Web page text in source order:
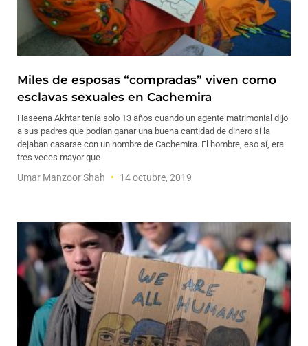
Miles de esposas “compradas” viven como
esclavas sexuales en Cachemira
Haseena Akhtar tenía solo 13 años cuando un agente matrimonial dijo
a sus padres que podían ganar una buena cantidad de dinero si la
dejaban casarse con un hombre de Cachemira. El hombre, eso sí, era
tres veces mayor que
Umar Manzoor Shah 14 octubre, 2019